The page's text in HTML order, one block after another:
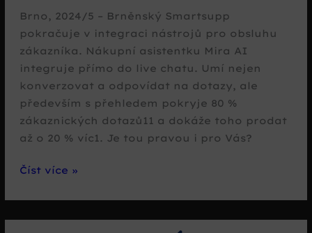
Brno, 2024/5 – Brněnský Smartsupp
pokračuje v integraci nástrojů pro obsluhu
zákazníka. Nákupní asistentku Mira AI
integruje přímo do live chatu. Umí nejen
konverzovat a odpovídat na dotazy, ale
především s přehledem pokryje 80 %
zákaznických dotazů11 a dokáže toho prodat
až o 20 % víc1. Je tou pravou i pro Vás?
Smartsupp
stal
chytřejším
Číst více »